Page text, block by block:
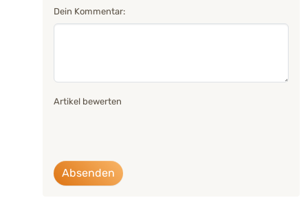
Dein Kommentar:
Artikel bewerten
Absenden